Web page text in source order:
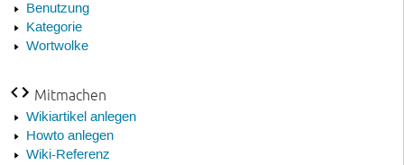
Benutzung
Kategorie
Wortwolke
Mitmachen
Wikiartikel anlegen
Howto anlegen
Wiki-Referenz